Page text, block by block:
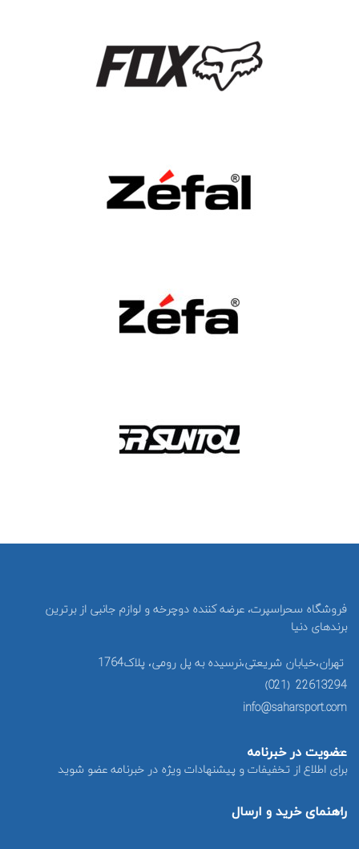
فروشگاه سحراسپرت، عرضه کننده دوچرخه و لوازم جانبی از برترین
برندهای دنیا
تهران،خیابان شریعتی،نرسیده به پل رومی، پلاک1764
22613294 (021)
info@saharsport.com
عضویت در خبرنامه
برای اطلاع از تخفیفات و پیشنهادات ویژه در خبرنامه عضو شوید
راهنمای خرید و ارسال